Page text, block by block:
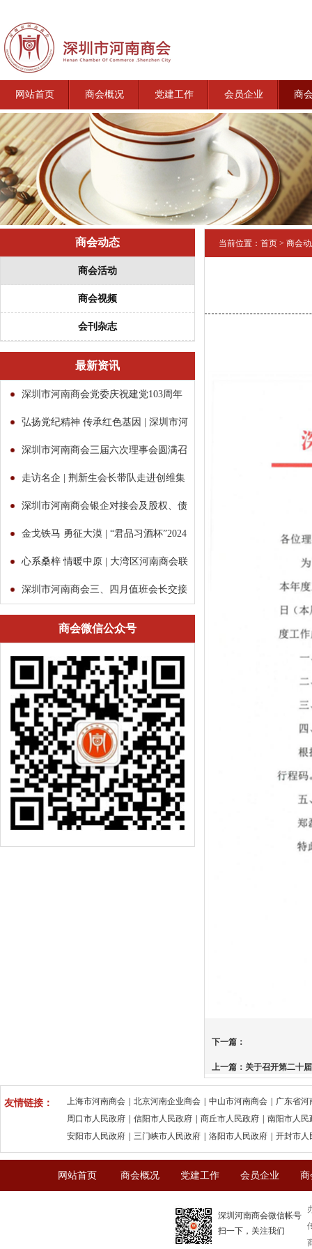
网站首页 商会概况 党建工作 会员企业 商
商会动态
商会活动
商会视频
会刊杂志
最新资讯
深圳市河南商会党委庆祝建党103周年
暨“两优一先”表彰大会
弘扬党纪精神 传承红色基因 | 深圳市河
南商会党委举办党纪...
深圳市河南商会三届六次理事会圆满召
开
走访名企 | 荆新生会长带队走进创维集
团
深圳市河南商会银企对接会及股权、债
权融资讲座成功举行
金戈铁马 勇征大漠 | “君品习酒杯”2024
第三届粤港澳...
心系桑梓 情暖中原 | 大湾区河南商会联
盟考察团中原行
深圳市河南商会三、四月值班会长交接
会议
商会微信公众号
当前位置： 首页 > 商会
下一篇：
上一篇： 关于召开第二十
友情链接： 上海市河南商会 北京河南企业商会 中山市河南商会
广东省河
周口市人民政府
信阳市人民政府 商丘市人民政府
南阳市人民
安阳市人民政府
三门峡市人民政府 洛阳市人民政府 开封市人
网站首页 商会概况 党建工作 会员企业 商
深圳河南商会微信帐号
扫一下，关注我们